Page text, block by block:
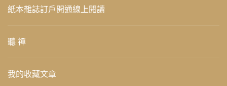
紙本雜誌訂戶開通線上閱讀
聽 禪
我的收藏文章